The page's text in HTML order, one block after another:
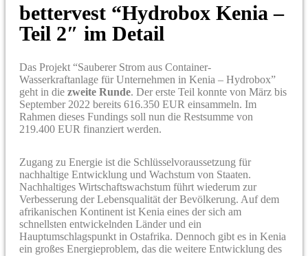
bettervest “Hydrobox Kenia –
Teil 2″ im Detail
Das Projekt “Sauberer Strom aus Container-
Wasserkraftanlage für Unternehmen in Kenia – Hydrobox”
geht in die zweite Runde. Der erste Teil konnte von März bis
September 2022 bereits 616.350 EUR einsammeln. Im
Rahmen dieses Fundings soll nun die Restsumme von
219.400 EUR finanziert werden.
Zugang zu Energie ist die Schlüsselvoraussetzung für
nachhaltige Entwicklung und Wachstum von Staaten.
Nachhaltiges Wirtschaftswachstum führt wiederum zur
Verbesserung der Lebensqualität der Bevölkerung. Auf dem
afrikanischen Kontinent ist Kenia eines der sich am
schnellsten entwickelnden Länder und ein
Hauptumschlagspunkt in Ostafrika. Dennoch gibt es in Kenia
ein großes Energieproblem, das die weitere Entwicklung des